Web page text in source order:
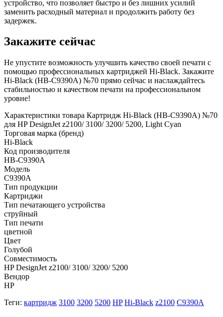
устройство, что позволяет быстро и без лишних усилий
заменить расходный материал и продолжить работу без
задержек.
Закажите сейчас
Не упустите возможность улучшить качество своей печати с
помощью профессиональных картриджей Hi-Black. Закажите
Hi-Black (HB-C9390A) №70 прямо сейчас и наслаждайтесь
стабильностью и качеством печати на профессиональном
уровне!
Характеристики товара Картридж Hi-Black (HB-C9390A) №70
для HP DesignJet z2100/ 3100/ 3200/ 5200, Light Cyan
Торговая марка (бренд)
Hi-Black
Код производителя
HB-C9390A
Модель
C9390A
Тип продукции
Картриджи
Тип печатающего устройства
струйный
Тип печати
цветной
Цвет
Голубой
Совместимость
HP DesignJet z2100/ 3100/ 3200/ 5200
Вендор
HP
Теги: картридж 3100 3200 5200 HP Hi-Black z2100 C9390A